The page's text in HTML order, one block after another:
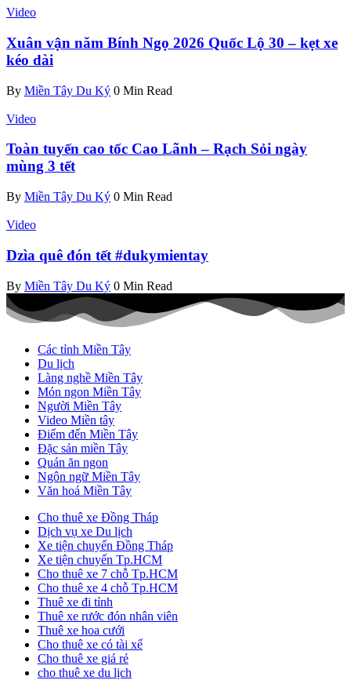
Video
Xuân vận năm Bính Ngọ 2026 Quốc Lộ 30 – kẹt xe
kéo dài
By Miền Tây Du Ký 0 Min Read
Video
Toàn tuyến cao tốc Cao Lãnh – Rạch Sỏi ngày
mùng 3 tết
By Miền Tây Du Ký 0 Min Read
Video
Dzìa quê đón tết #dukymientay
By Miền Tây Du Ký 0 Min Read
Các tỉnh Miền Tây
Du lịch
Làng nghề Miền Tây
Món ngon Miền Tây
Người Miền Tây
Video Miền tây
Điểm đến Miền Tây
Đặc sản miền Tây
Quán ăn ngon
Ngôn ngữ Miền Tây
Văn hoá Miền Tây
Cho thuê xe Đồng Tháp
Dịch vụ xe Du lịch
Xe tiện chuyến Đồng Tháp
Xe tiện chuyến Tp.HCM
Cho thuê xe 7 chỗ Tp.HCM
Cho thuê xe 4 chỗ Tp.HCM
Thuê xe đi tỉnh
Thuê xe rước đón nhân viên
Thuê xe hoa cưới
Cho thuê xe có tài xế
Cho thuê xe giá rẻ
cho thuê xe du lịch